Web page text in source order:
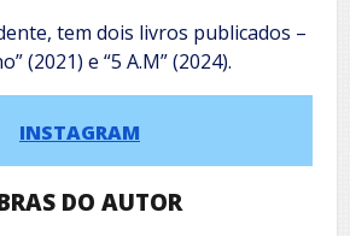
tem dois livros publicados –
(2021) e “5 A.M” (2024).
INSTAGRAM
DO AUTOR